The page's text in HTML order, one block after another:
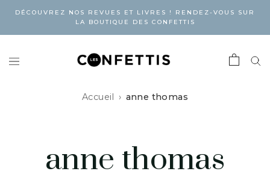
DÉCOUVREZ NOS REVUES ET LIVRES ! RENDEZ-VOUS SUR
LA BOUTIQUE DES CONFETTIS
Accueil anne thomas
anne thomas